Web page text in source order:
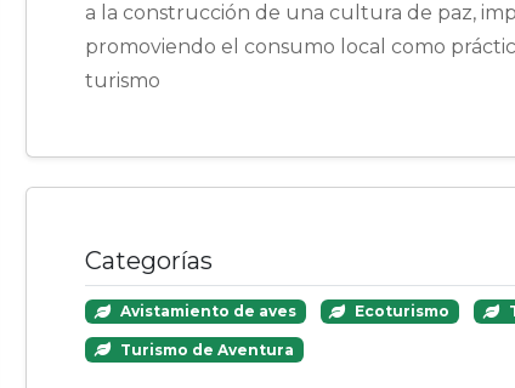
a la construcción de una cultura de paz,
promoviendo el consumo local como
turismo
Categorías
Avistamiento de aves Ecoturismo
Turismo de Aventura